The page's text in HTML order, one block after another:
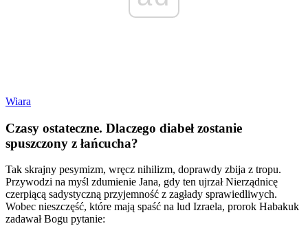
Wiara
Czasy ostateczne. Dlaczego diabeł zostanie
spuszczony z łańcucha?
Tak skrajny pesymizm, wręcz nihilizm, doprawdy zbija z tropu.
Przywodzi na myśl zdumienie Jana, gdy ten ujrzał Nierządnicę
czerpiącą sadystyczną przyjemność z zagłady sprawiedliwych.
Wobec nieszczęść, które mają spaść na lud Izraela, prorok Habakuk
zadawał Bogu pytanie: